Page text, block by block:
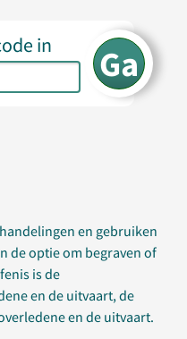
in
en gebruiken
de optie om begraven of
is de
en de uitvaart, de
en de uitvaart.